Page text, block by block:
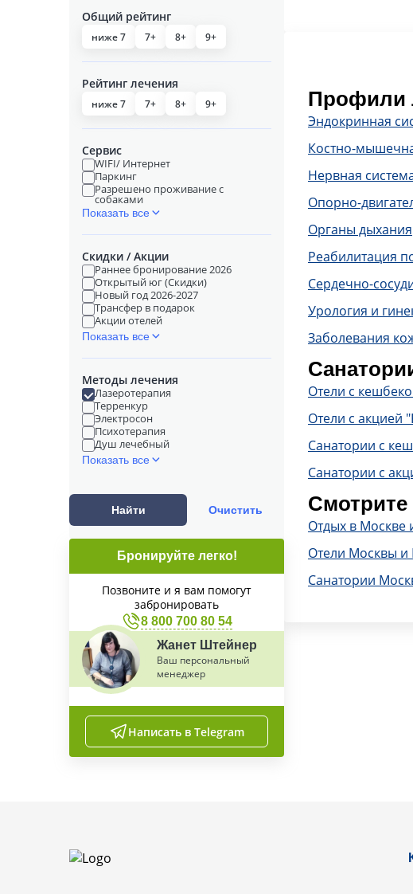
Общий рейтинг
ниже 7 7+ 8+ 9+
Рейтинг лечения
ниже 7 7+ 8+ 9+
Сервис
WIFI/ Интернет
Паркинг
Разрешено проживание с
собаками
Показать все
Скидки / Акции
Раннее бронирование 2026
Открытый юг (Скидки)
Новый год 2026-2027
Трансфер в подарок
Акции отелей
Показать все
Методы лечения
Лазеротерапия
Терренкур
Электросон
Психотерапия
Душ лечебный
Показать все
Найти Очистить
Бронируйте легко!
Позвоните и я вам помогут
забронировать
8 800 700 80 54
Жанет Штейнер
Ваш персональный
менеджер
Написать в Telegram
Профили
Эндокринная
Костно-
Нервная
Опорно-
Органы дыхания
Реабилитация
Сердечно-
Урология и
Заболевания
Отели с
Отели с акцией
Санатории с
Санатории с
Смотрите
Отдых в Москве
Отели Москвы и
Санатории